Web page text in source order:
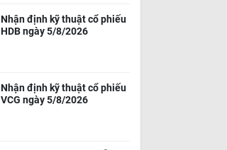
Nhận định kỹ thuật cổ phiếu
HDB ngày 5/8/2026
Nhận định kỹ thuật cổ phiếu
VCG ngày 5/8/2026